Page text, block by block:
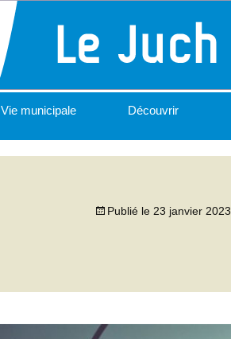
Vie municipale Découvrir
Publié le 23 janvier 2023